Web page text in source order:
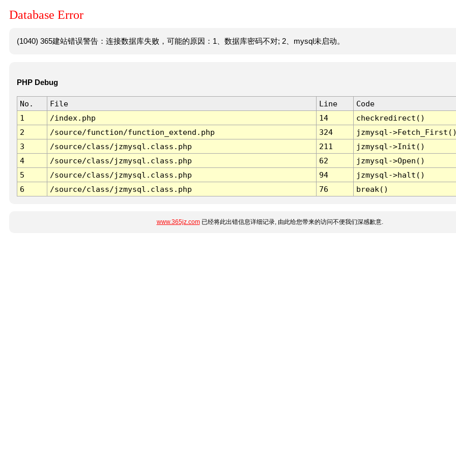
Database Error
(1040) 365建站错误警告：连接数据库失败，可能的原因：1、数据库密码不对; 2、mysql未启动。
PHP Debug
No. File Line
Code
1
/index.php 14
checkredirect()
2
/source/function/function_extend.php 324
jzmysql-
3
/source/class/jzmysql.class.php 211
jzmysql->Init()
4
/source/class/jzmysql.class.php 62
jzmysql->Open()
5
/source/class/jzmysql.class.php 94
jzmysql->halt()
6
/source/class/jzmysql.class.php 76 break()
www.365jz.com已经将此出错信息详细记录, 由此给您带来的访问不便我们深感歉意.